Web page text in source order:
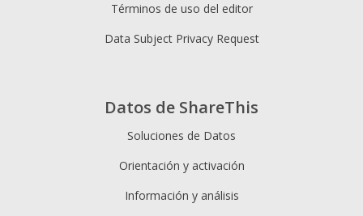
Datos de ShareThis
Soluciones de Datos
Orientación y activación
Información y análisis
Términos de uso del editor
Data Subject Privacy Request